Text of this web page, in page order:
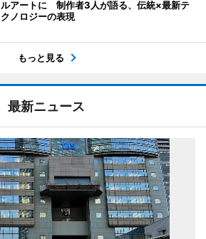
ルアートに 制作者3人が語る、伝統×最新テ
クノロジーの表現
もっと見る
最新ニュース